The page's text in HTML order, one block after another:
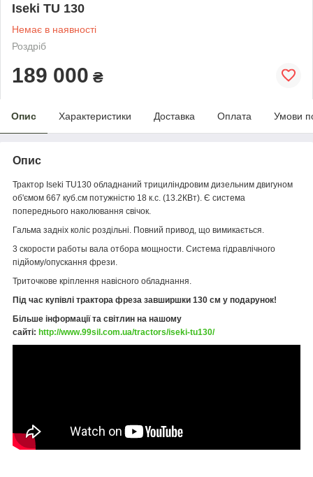
Iseki TU 130
Немає в наявності
Роздріб
189 000 ₴
Опис Характеристики Доставка Оплата Умови
Опис
Трактор Iseki TU130 обладнаний трициліндровим дизельним двигуном
об'ємом 667 куб.см потужністю 18 к.с. (13.2КВт). Є система
попереднього наколювання свічок.
Гальма задніх коліс роздільні. Повний привод, що вимикається.
3 скорости работы вала отбора мощности. Система гідравлічного
підйому/опускання фрези.
Триточкове кріплення навісного обладнання.
Під час купівлі трактора фреза завширшки 130 см у подарунок!
Більше інформації та світлин на нашому
сайті: http://www.99sil.com.ua/tractors/iseki-tu130/